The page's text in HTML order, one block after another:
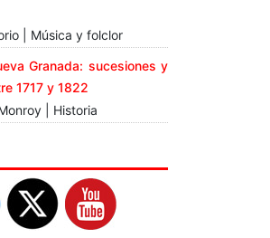
| Música y folclor
Granada: sucesiones y
1717 y 1822
| Historia